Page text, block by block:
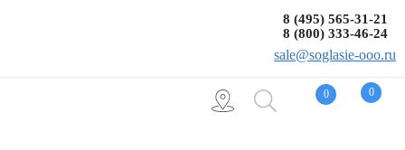
0 0
8 (495) 565-31-21
8 (800) 333-46-24
sale@soglasie-ooo.ru